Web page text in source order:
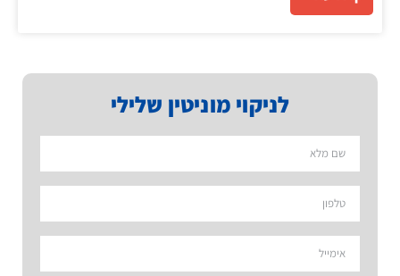
לניקוי מוניטין שלילי